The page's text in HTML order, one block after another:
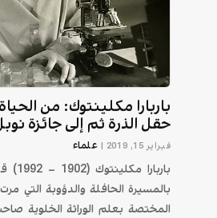
باربارا مكلينتوك: من
حقل الذرة ثم إلى جائزة
فبراير 15, 2019 | علماء
بالمسيرة الحافلة والدؤوبة التي مرت
المختصة بعلم الوراثة الخلوية